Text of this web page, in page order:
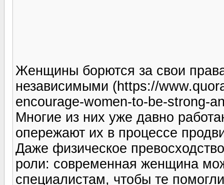
Женщины борются за свои
независимыми (https://
encourage-women-to-be-strong-
Многие из них уже давно
опережают их в процессе
Даже физическое
роли: современная женщина
специалистам, чтобы те